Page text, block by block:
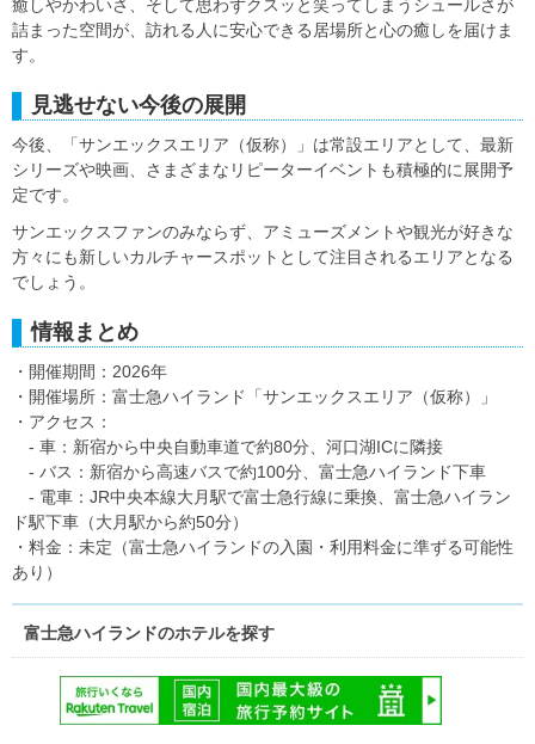
癒しやかわいさ、そして思わずクスッと笑ってしまうシュールさが
詰まった空間が、訪れる人に安心できる居場所と心の癒しを届けま
す。
見逃せない今後の展開
今後、「サンエックスエリア（仮称）」は常設エリアとして、最新
シリーズや映画、さまざまなリピーターイベントも積極的に展開予
定です。
サンエックスファンのみならず、アミューズメントや観光が好きな
方々にも新しいカルチャースポットとして注目されるエリアとなる
でしょう。
情報まとめ
・開催期間：2026年
・開催場所：富士急ハイランド「サンエックスエリア（仮称）」
・アクセス：
- 車：新宿から中央自動車道で約80分、河口湖ICに隣接
- バス：新宿から高速バスで約100分、富士急ハイランド下車
- 電車：JR中央本線大月駅で富士急行線に乗換、富士急ハイラン
ド駅下車（大月駅から約50分）
・料金：未定（富士急ハイランドの入園・利用料金に準ずる可能性
あり）
富士急ハイランドのホテルを探す